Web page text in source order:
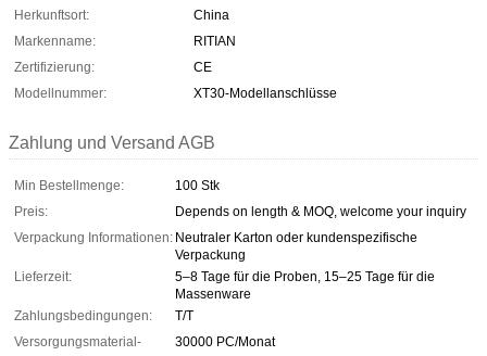
Herkunftsort:
China
Markenname:
RITIAN
Zertifizierung:
CE
Modellnummer:
XT30-Modellanschlüsse
Zahlung und Versand AGB
Min Bestellmenge:
100 Stk
Preis:
Depends on length & MOQ, welcome your inquiry
Verpackung Informationen: Neutraler Karton oder kundenspezifische
Verpackung
Lieferzeit:
5–8 Tage für die Proben, 15–25 Tage für die
Massenware
Zahlungsbedingungen:
T/T
Versorgungsmaterial-
30000 PC/Monat